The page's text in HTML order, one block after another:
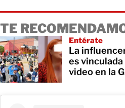
TE
Entérate
La
es
video en la